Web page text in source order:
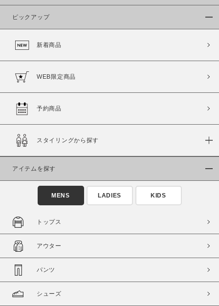
カラー
商品タイプ
通常商品
セール価格 WEB限定
在庫
在庫あり
ピックアップ
新着商品
WEB限定商品
予約商品
スタイリングから探す
アイテムを探す
MENS LADIES KIDS
トップス
アウター
パンツ
シューズ